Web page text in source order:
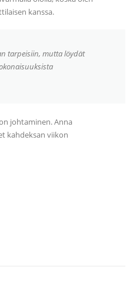
kanssa.
tarpeisiin, mutta löydät
johtaminen. Anna
kahdeksan viikon